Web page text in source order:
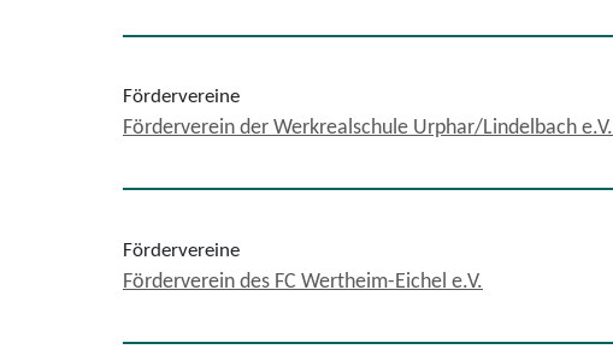
Fördervereine
Förderverein der Werkrealschule Urphar/Lindelbach e.V.
Fördervereine
Förderverein des FC Wertheim-Eichel e.V.